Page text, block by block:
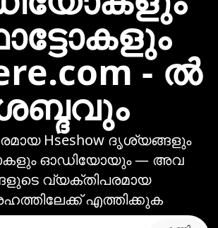
- ൽ
Hseshow ദൃശ്യങ്ങളും
ഓഡിയോയും —⁠ അവ
വ്യക്തിപരമായ
എത്തിക്കുക